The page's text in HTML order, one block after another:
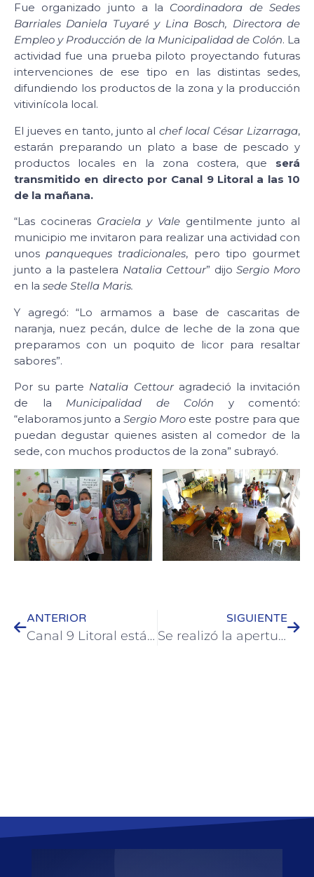
Fue organizado junto a la Coordinadora de Sedes
Barriales Daniela Tuyaré y Lina Bosch, Directora de
Empleo y Producción de la Municipalidad de Colón. La
actividad fue una prueba piloto proyectando futuras
intervenciones de ese tipo en las distintas sedes,
difundiendo los productos de la zona y la producción
vitivinícola local.
El jueves en tanto, junto alchef local César Lizarraga,
estarán preparando un plato a base de pescado y
productos locales en la zona costera, que será
transmitido en directo por Canal 9 Litoral a las 10
de la mañana.
“Las cocineras Graciela y Vale gentilmente junto al
municipio me invitaron para realizar una actividad con
unospanqueques tradicionales, pero tipo gourmet
junto a la pastelera Natalia Cettour” dijoSergio Moro
en la sede Stella Maris.
Y agregó: “Lo armamos a base de cascaritas de
naranja, nuez pecán, dulce de leche de la zona que
preparamos con un poquito de licor para resaltar
sabores”.
Por su parte Natalia Cettouragradeció la invitación
de la Municipalidad de Colón y comentó:
“elaboramos junto a Sergio Moro este postre para que
puedan degustar quienes asisten al comedor de la
sede, con muchos productos de la zona” subrayó.
ANTERIOR
Canal 9 Litoral está transmitiendo esta semana en vivo desde Colón
SIGUIENTE
Se realizó la apertura de sobres de la obra de ampliación y reparación de la Escuela Nº 82 de Colón